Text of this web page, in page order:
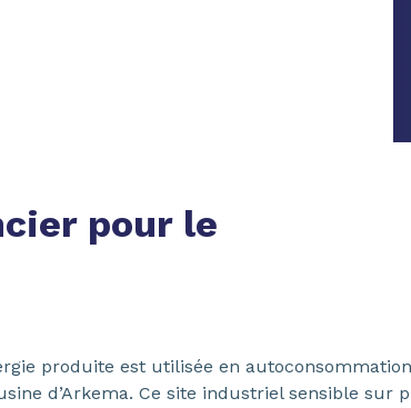
pour le
produite est utilisée en
d’Arkema. Ce site industriel sensible sur